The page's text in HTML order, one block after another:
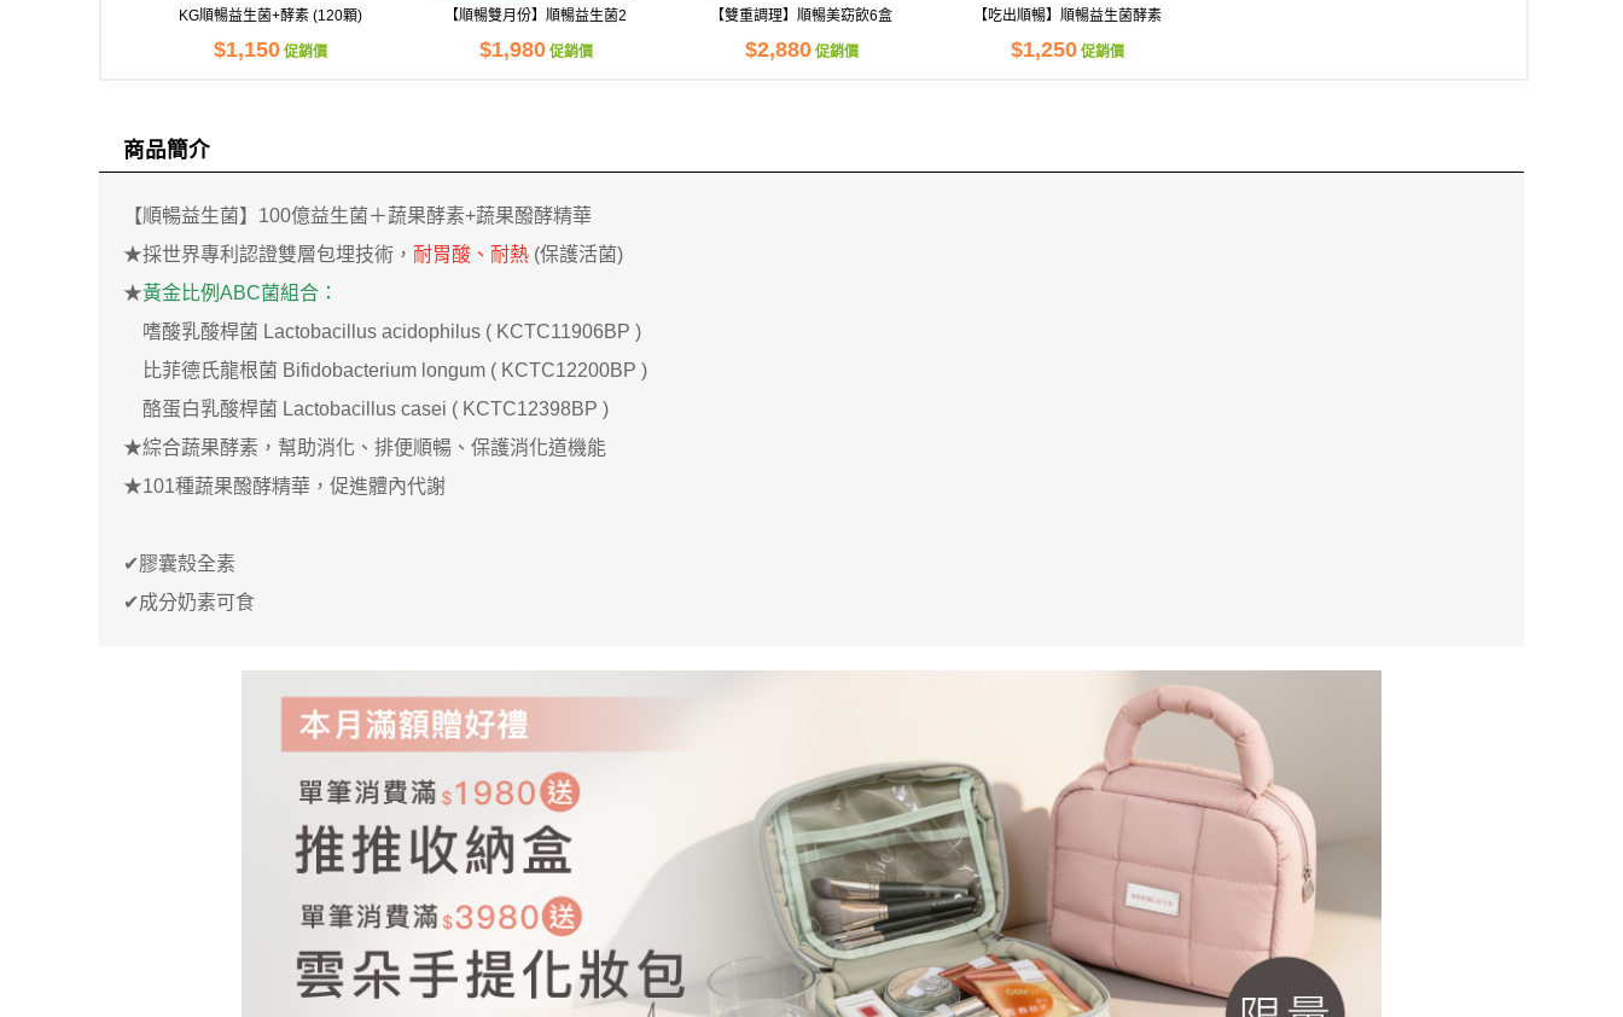
現貨足量供應中！
KG順暢益生菌+酵素 (120顆)
$1,150促銷價
【順暢雙月份】順暢益生菌2
瓶組
$1,980促銷價
【雙重調理】順暢美窈飲6盒
＋順暢益生菌2瓶
$2,880促銷價
【吃出順暢】順暢益生菌酵素
＋抹茶美窈飲
$1,250促銷價
商品簡介
【順暢益生菌】100億益生菌＋蔬果酵素+蔬果醱酵精華
★採世界專利認證雙層包埋技術， 耐胃酸、耐熱 (保護活菌)
★黃金比例ABC菌組合：
嗜酸乳酸桿菌 Lactobacillus acidophilus ( KCTC11906BP )
比菲德氏龍根菌 Bifidobacterium longum ( KCTC12200BP )
酪蛋白乳酸桿菌 Lactobacillus casei ( KCTC12398BP )
★綜合蔬果酵素，幫助消化、排便順暢、保護消化道機能
★101種蔬果醱酵精華，促進體內代謝
✔膠囊殼全素
✔成分奶素可食